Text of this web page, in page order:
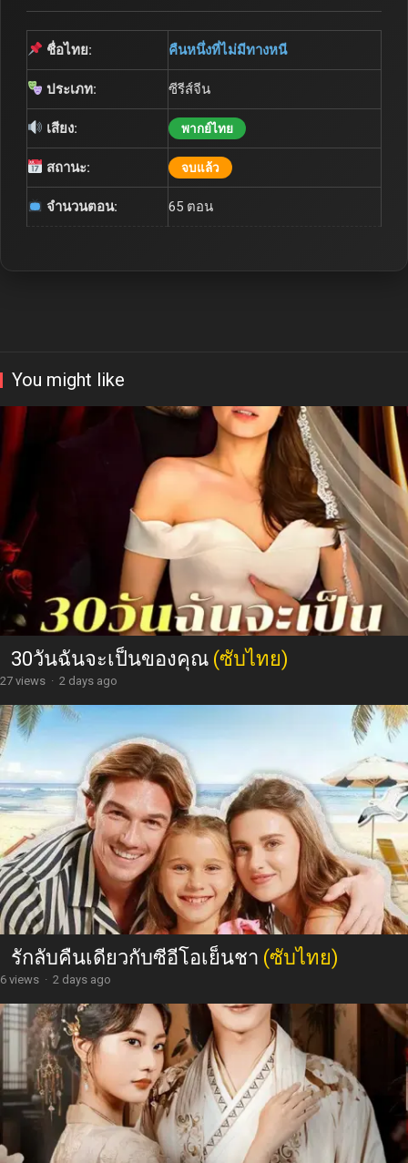
ชื่อไทย: คืนหนึ่งที่ไม่มีทางหนี
ประเภท: ซีรีส์จีน
เสียง: พากย์ไทย
สถานะ: จบแล้ว
จำนวนตอน: 65 ตอน
You might like
30วันฉันจะเป็นของคุณ (ซับไทย)
27 views · 2 days ago
รักลับคืนเดียวกับซีอีโอเย็นชา (ซับไทย)
6 views · 2 days ago